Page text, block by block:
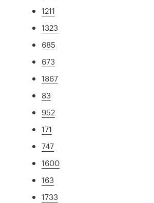
1211
1323
685
673
1867
83
952
171
747
1600
163
1733